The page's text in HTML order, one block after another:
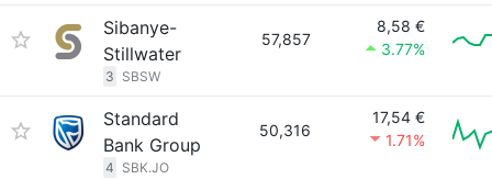
Sibanye-
Stillwater
3 SBSW
57,857
8,58 €
3.77%
Standard
Bank Group
4 SBK.JO
50,316
17,54 €
1.71%